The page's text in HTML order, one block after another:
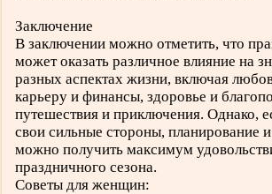
Заключение
В заключении можно отметить, что
может оказать различное влияние на
разных аспектах жизни, включая
карьеру и финансы, здоровье и
путешествия и приключения. Однако,
свои сильные стороны, планирование
можно получить максимум
праздничного сезона.
Советы для женщин: